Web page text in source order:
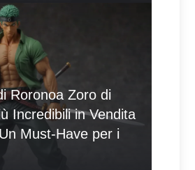
Roronoa Zoro di
Incredibili in Vendita
Must-Have per i